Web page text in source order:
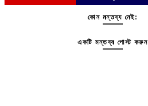
কোন মন্তব্য নেই:
একটি মন্তব্য পোস্ট করুন